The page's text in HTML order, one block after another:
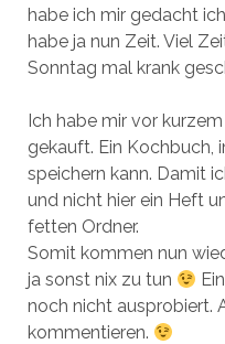
habe ich mir gedacht
habe ja nun Zeit. Viel
Sonntag mal krank
Ich habe mir vor
gekauft. Ein Kochbuch,
speichern kann. Damit
und nicht hier ein Heft
fetten Ordner.
Somit kommen nun
ja sonst nix zu tun
noch nicht ausprobiert.
kommentieren.